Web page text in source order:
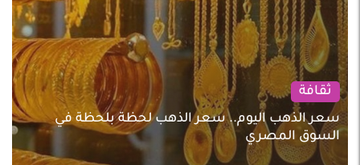
ثقافة
سعر الذهب اليوم.. سعر الذهب لحظة بلحظة في
السوق المصري